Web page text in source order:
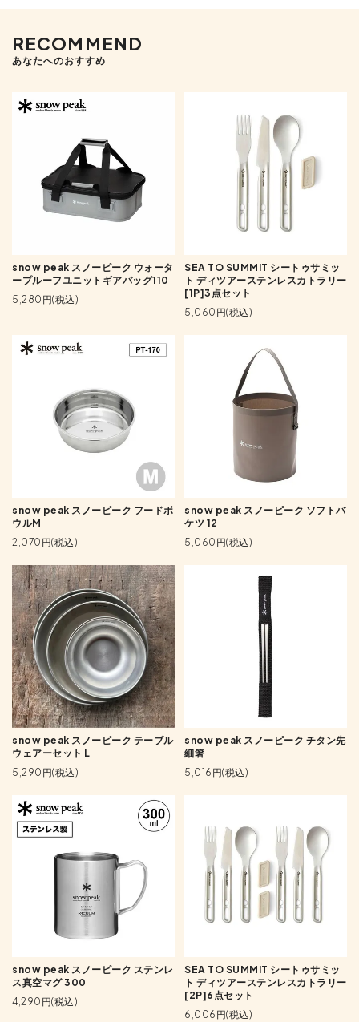
RECOMMEND
あなたへのおすすめ
snow peak スノーピーク ウォータ
ープルーフユニットギアバッグ110
5,280円(税込)
SEA TO SUMMIT シートゥサミッ
ト ディツアーステンレスカトラリー
[1P]3点セット
5,060円(税込)
snow peak スノーピーク フードボ
ウルM
2,070円(税込)
snow peak スノーピーク ソフトバ
ケツ 12
5,060円(税込)
snow peak スノーピーク テーブル
ウェアーセット L
5,290円(税込)
snow peak スノーピーク チタン先
細箸
5,016円(税込)
snow peak スノーピーク ステンレ
ス真空マグ 300
4,290円(税込)
SEA TO SUMMIT シートゥサミッ
ト ディツアーステンレスカトラリー
[2P]6点セット
6,006円(税込)